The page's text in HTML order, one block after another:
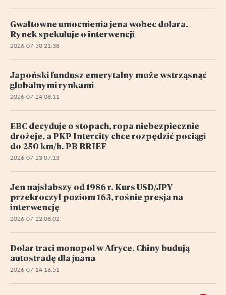
Gwałtowne umocnienia jena wobec dolara.
Rynek spekuluje o interwencji
2026-07-30 21:38
Japoński fundusz emerytalny może wstrząsnąć
globalnymi rynkami
2026-07-24 08:11
EBC decyduje o stopach, ropa niebezpiecznie
drożeje, a PKP Intercity chce rozpędzić pociągi
do 250 km/h. PB BRIEF
2026-07-23 07:13
Jen najsłabszy od 1986 r. Kurs USD/JPY
przekroczył poziom 163, rośnie presja na
interwencję
2026-07-22 08:02
Dolar traci monopol w Afryce. Chiny budują
autostradę dla juana
2026-07-14 16:51